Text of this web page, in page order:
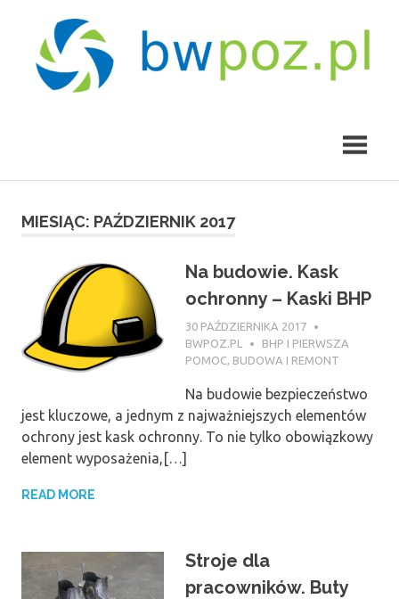
content
MIESIĄC: PAŹDZIERNIK 2017
Na budowie. Kask
ochronny – Kaski BHP
30 PAŹDZIERNIKA 2017
BWPOZ.PL
BHP I PIERWSZA
POMOC, BUDOWA I REMONT
Na budowie bezpieczeństwo
jest kluczowe, a jednym z najważniejszych elementów
ochrony jest kask ochronny. To nie tylko obowiązkowy
element wyposażenia,[…]
READ MORE
Stroje dla
pracowników. Buty